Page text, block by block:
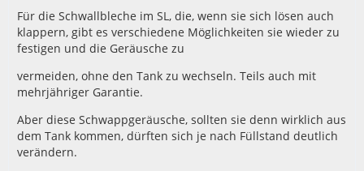
Für die Schwallbleche im SL, die, wenn sie sich lösen auch
klappern, gibt es verschiedene Möglichkeiten sie wieder zu
festigen und die Geräusche zu
vermeiden, ohne den Tank zu wechseln. Teils auch mit
mehrjähriger Garantie.
Aber diese Schwappgeräusche, sollten sie denn wirklich aus
dem Tank kommen, dürften sich je nach Füllstand deutlich
verändern.